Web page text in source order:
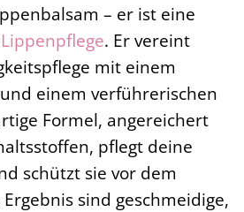
– er ist eine
Lippenpflege. Er vereint
mit einem
einem verführerischen
Formel, angereichert
pflegt deine
schützt sie vor dem
sind geschmeidige,